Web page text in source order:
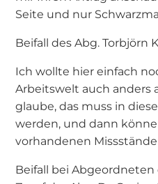
Seite und nur
Beifall des Abg. Torbjörn
Ich wollte hier einfach
Arbeitswelt auch anders
glaube, das muss in
werden, und dann
vorhandenen
Beifall bei Abgeordneten